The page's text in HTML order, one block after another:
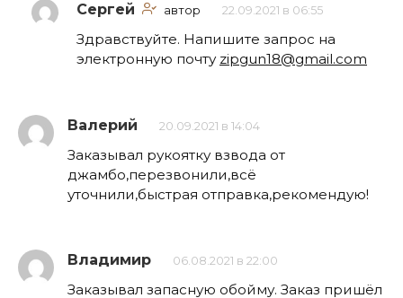
Сергей автор 22.09.2021 в 06:55
Здравствуйте. Напишите запрос на
электронную почту zipgun18@gmail.com
Валерий 20.09.2021 в 14:04
Заказывал рукоятку взвода от
джамбо,перезвонили,всё
уточнили,быстрая отправка,рекомендую!
Владимир 06.08.2021 в 22:00
Заказывал запасную обойму. Заказ пришёл